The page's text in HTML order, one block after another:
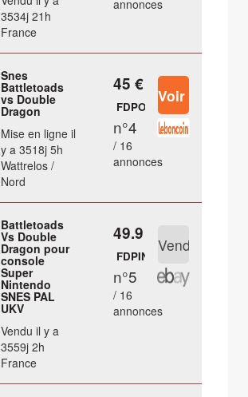
3534j 21h
France
annonces
Snes
Battletoads
vs Double
Dragon
Mise en ligne il
y a 3518j 5h
Wattrelos /
Nord
45 €
FDPOUT
n°4
/ 16
annonces
Battletoads
Vs Double
Dragon pour
console
Super
Nintendo
SNES PAL
UKV
Vendu il y a
3559j 2h
France
49.9 €
FDPIN
n°5
/ 16
annonces